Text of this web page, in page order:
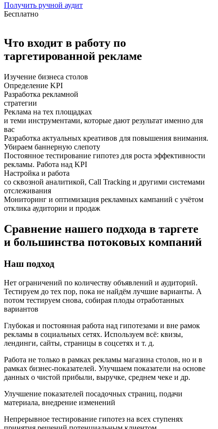
Получить ручной аудит
Бесплатно
Что входит в работу по
таргетированной рекламе
Изучение бизнеса столов
Определение KPI
Разработка рекламной
стратегии
Реклама на тех площадках
и теми инструментами, которые дают результат именно для
вас
Разработка актуальных креативов для повышения внимания.
Убираем баннерную слепоту
Постоянное тестирование гипотез для роста эффективности
рекламы. Работа над KPI
Настройка и работа
со сквозной аналитикой, Call Tracking и другими системами
отслеживания
Мониторинг и оптимизация рекламных кампаний с учётом
отклика аудитории и продаж
Сравнение нашего подхода в таргете
и большинства потоковых компаний
Наш подход
Нет ограничений по количеству объявлений и аудиторий.
Тестируем до тех пор, пока не найдём лучшие варианты. А
потом тестируем снова, собирая плоды отработанных
вариантов
Глубокая и постоянная работа над гипотезами и вне рамок
рекламы в социальных сетях. Используем всё: квизы,
лендинги, сайты, страницы в соцсетях и т. д.
Работа не только в рамках рекламы магазина столов, но и в
рамках бизнес-показателей. Улучшаем показатели на основе
данных о чистой прибыли, выручке, среднем чеке и др.
Улучшение показателей посадочных страниц, подачи
материала, внедрение изменений
Непрерывное тестирование гипотез на всех ступенях